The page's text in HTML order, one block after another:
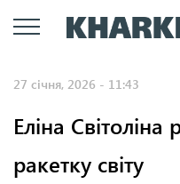
27 січня, 2026 - 11:43
Еліна
ракетку світу